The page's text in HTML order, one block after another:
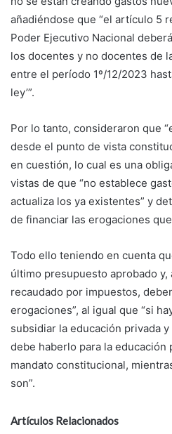
añadiéndose que “el artículo 5
Poder Ejecutivo Nacional
los docentes y no docentes de
entre el período 1º/12/2023
ley’”.
Por lo tanto, consideraron que
desde el punto de vista
en cuestión, lo cual es una
vistas de que “no establece
actualiza los ya existentes” y
de financiar las erogaciones
Todo ello teniendo en cuenta
último presupuesto aprobado
recaudado por impuestos,
erogaciones”, al igual que “si
subsidiar la educación privada
debe haberlo para la educación
mandato constitucional,
son”.
Artículos Relacionados